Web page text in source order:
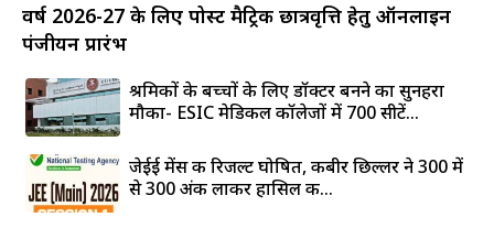
वर्ष 2026-27 के लिए पोस्ट मैट्रिक छात्रवृत्ति हेतु ऑनलाइन
पंजीयन प्रारंभ
श्रमिकों के बच्चों के लिए डॉक्टर बनने का सुनहरा
मौका- ESIC मेडिकल कॉलेजों में 700 सीटें...
जेईई मेंस की रिजल्ट घोषित, कबीर छिल्लर ने 300 में
से 300 अंक लाकर हासिल की...